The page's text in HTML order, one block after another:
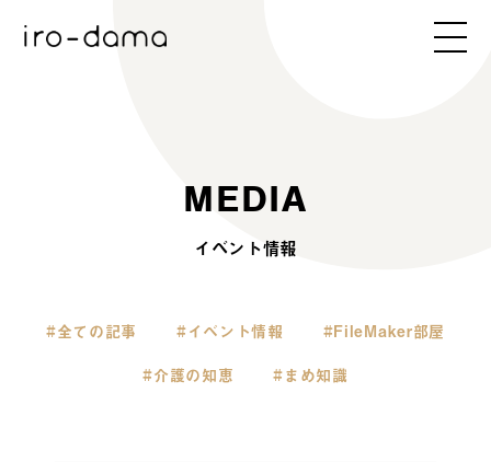
MEDIA
イベント情報
全ての記事 イベント情報
FileMaker部屋
介護の知恵
まめ知識